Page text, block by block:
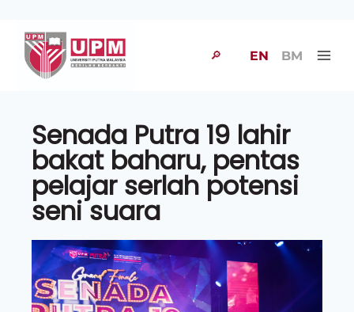
🔎 EN BM
Senada Putra 19 lahir
bakat baharu, pentas
pelajar serlah potensi
seni suara